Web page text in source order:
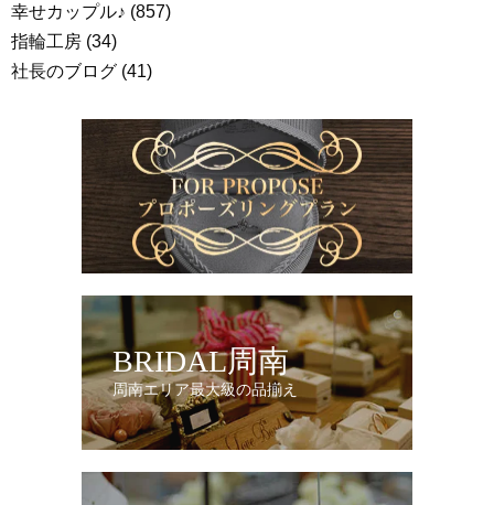
幸せカップル♪ (857)
指輪工房 (34)
社長のブログ (41)
BRIDAL周南
周南エリア最大級の品揃え